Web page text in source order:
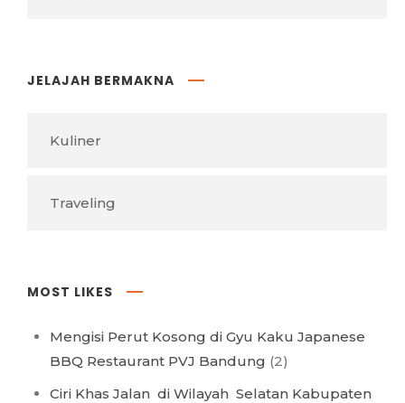
JELAJAH BERMAKNA
Kuliner
Traveling
MOST LIKES
Mengisi Perut Kosong di Gyu Kaku Japanese
BBQ Restaurant PVJ Bandung (2)
Ciri Khas Jalan di Wilayah Selatan Kabupaten